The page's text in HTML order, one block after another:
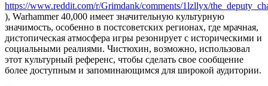
https://www.reddit.com/r/Grimdank/comments/1lzllyx/
), Warhammer 40,000 имеет значительную культурную
значимость, особенно в постсоветских регионах, где мрачная,
дистопическая атмосфера игры резонирует с историческими и
социальными реалиями. Чистюхин, возможно, использовал
этот культурный референс, чтобы сделать свое сообщение
более доступным и запоминающимся для широкой аудитории.